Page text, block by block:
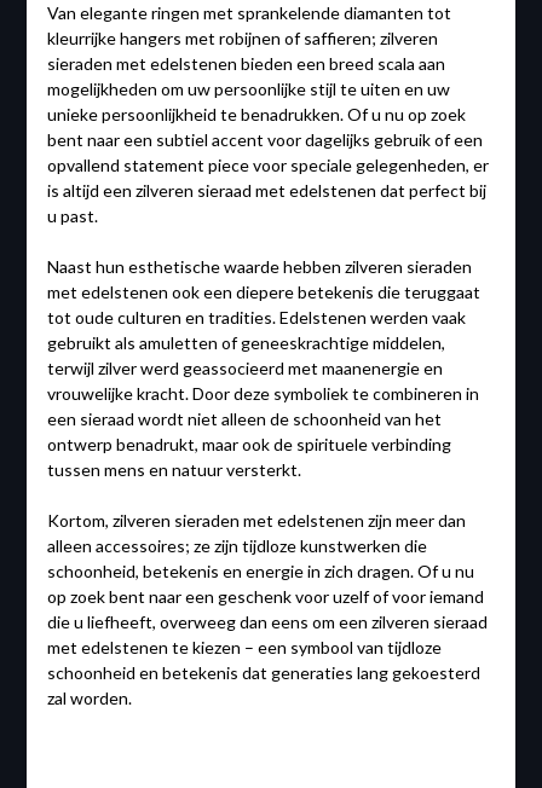
Van elegante ringen met sprankelende diamanten tot
kleurrijke hangers met robijnen of saffieren; zilveren
sieraden met edelstenen bieden een breed scala aan
mogelijkheden om uw persoonlijke stijl te uiten en uw
unieke persoonlijkheid te benadrukken. Of u nu op zoek
bent naar een subtiel accent voor dagelijks gebruik of een
opvallend statement piece voor speciale gelegenheden, er
is altijd een zilveren sieraad met edelstenen dat perfect bij
u past.
Naast hun esthetische waarde hebben zilveren sieraden
met edelstenen ook een diepere betekenis die teruggaat
tot oude culturen en tradities. Edelstenen werden vaak
gebruikt als amuletten of geneeskrachtige middelen,
terwijl zilver werd geassocieerd met maanenergie en
vrouwelijke kracht. Door deze symboliek te combineren in
een sieraad wordt niet alleen de schoonheid van het
ontwerp benadrukt, maar ook de spirituele verbinding
tussen mens en natuur versterkt.
Kortom, zilveren sieraden met edelstenen zijn meer dan
alleen accessoires; ze zijn tijdloze kunstwerken die
schoonheid, betekenis en energie in zich dragen. Of u nu
op zoek bent naar een geschenk voor uzelf of voor iemand
die u liefheeft, overweeg dan eens om een ​​zilveren sieraad
met edelstenen te kiezen – een symbool van tijdloze
schoonheid en betekenis dat generaties lang gekoesterd
zal worden.